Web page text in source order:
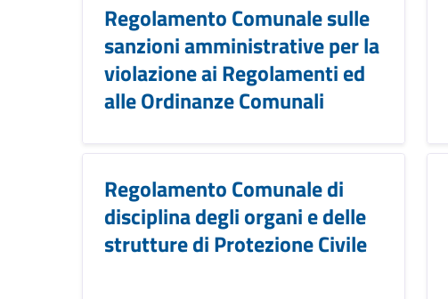
Regolamento Comunale sulle
sanzioni amministrative per la
violazione ai Regolamenti ed
alle Ordinanze Comunali
Regolamento Comunale di
disciplina degli organi e delle
strutture di Protezione Civile